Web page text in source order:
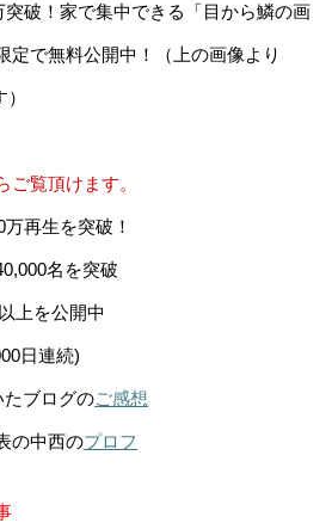
破！家で集中できる「目から鱗の画
定で無料公開中！（上の画像より
覧頂けます。
再生を突破！
名を突破
上を公開中
日連続)
たブログのご感想
の中西のプロフ